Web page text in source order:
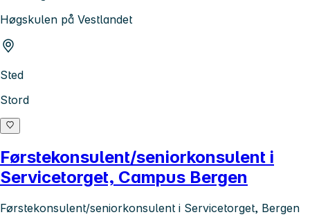
Høgskulen på Vestlandet
Sted
Stord
Førstekonsulent/seniorkonsulent i
Servicetorget, Campus Bergen
Førstekonsulent/seniorkonsulent i Servicetorget, Bergen